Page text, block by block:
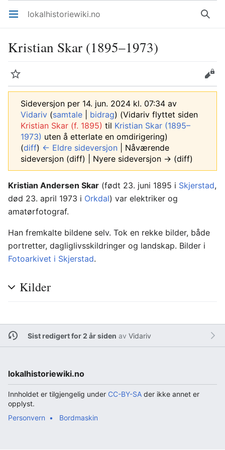
Åpne hovedmenyen lokalhistoriewiki.no Søk
Kristian Skar (1895–1973)
Overvåk Rediger
Sideversjon per 14. jun. 2024 kl. 07:34 av
Vidariv (samtale bidrag) (Vidariv flyttet siden
Kristian Skar (f. 1895) til Kristian Skar (1895–
1973) uten å etterlate en omdirigering)
(diff) ← Eldre sideversjon | Nåværende
sideversjon (diff) | Nyere sideversjon → (diff)
Kristian Andersen Skar (født 23. juni 1895 i Skjerstad,
død 23. april 1973 i Orkdal) var elektriker og
amatørfotograf.
Han fremkalte bildene selv. Tok en rekke bilder, både
portretter, dagliglivsskildringer og landskap. Bilder i
Fotoarkivet i Skjerstad.
Kilder
Sist redigert for 2 år siden av Vidariv
lokalhistoriewiki.no
Innholdet er tilgjengelig under CC-BY-SA der ikke annet er
opplyst.
Personvern
Bordmaskin